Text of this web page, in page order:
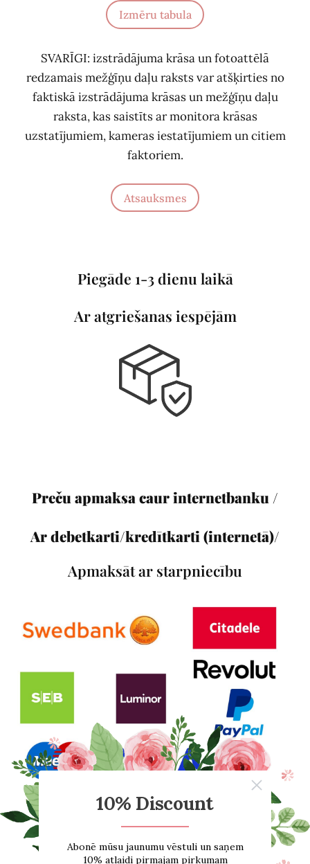
Izmēru tabula
SVARĪGI: izstrādājuma krāsa un fotoattēlā
redzamais mežģīņu daļu raksts var atšķirties no
faktiskā izstrādājuma krāsas un mežģīņu daļu
raksta, kas saistīts ar monitora krāsas
uzstatījumiem, kameras iestatījumiem un citiem
faktoriem.
Atsauksmes
Piegāde 1-3 dienu laikā
Ar atgriešanas iespējām
Preču apmaksa caur internetbanku /
Ar debetkarti/kredītkarti (internetā)/
Apmaksāt ar starpniecību